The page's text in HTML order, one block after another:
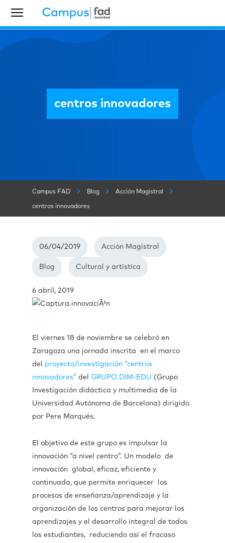
centros innovadores
Campus FAD Blog Acción Magistral
centros innovadores
06/04/2019 Acción Magistral
Blog Cultural y artística
6 abril, 2019
El viernes 18 de noviembre se celebró en
Zaragoza una jornada inscrita en el marco
del proyecto/investigación “centros
innovadores” del GRUPO DIM-EDU (Grupo
Investigación didáctica y multimedia de la
Universidad Autónoma de Barcelona) dirigido
por Pere Marqués.
El objetivo de este grupo es impulsar la
innovación “a nivel centro”. Un modelo de
innovación global, eficaz, eficiente y
continuada, que permite enriquecer los
procesos de enseñanza/aprendizaje y la
organización de los centros para mejorar los
aprendizajes y el desarrollo integral de todos
los estudiantes, reduciendo así el fracaso